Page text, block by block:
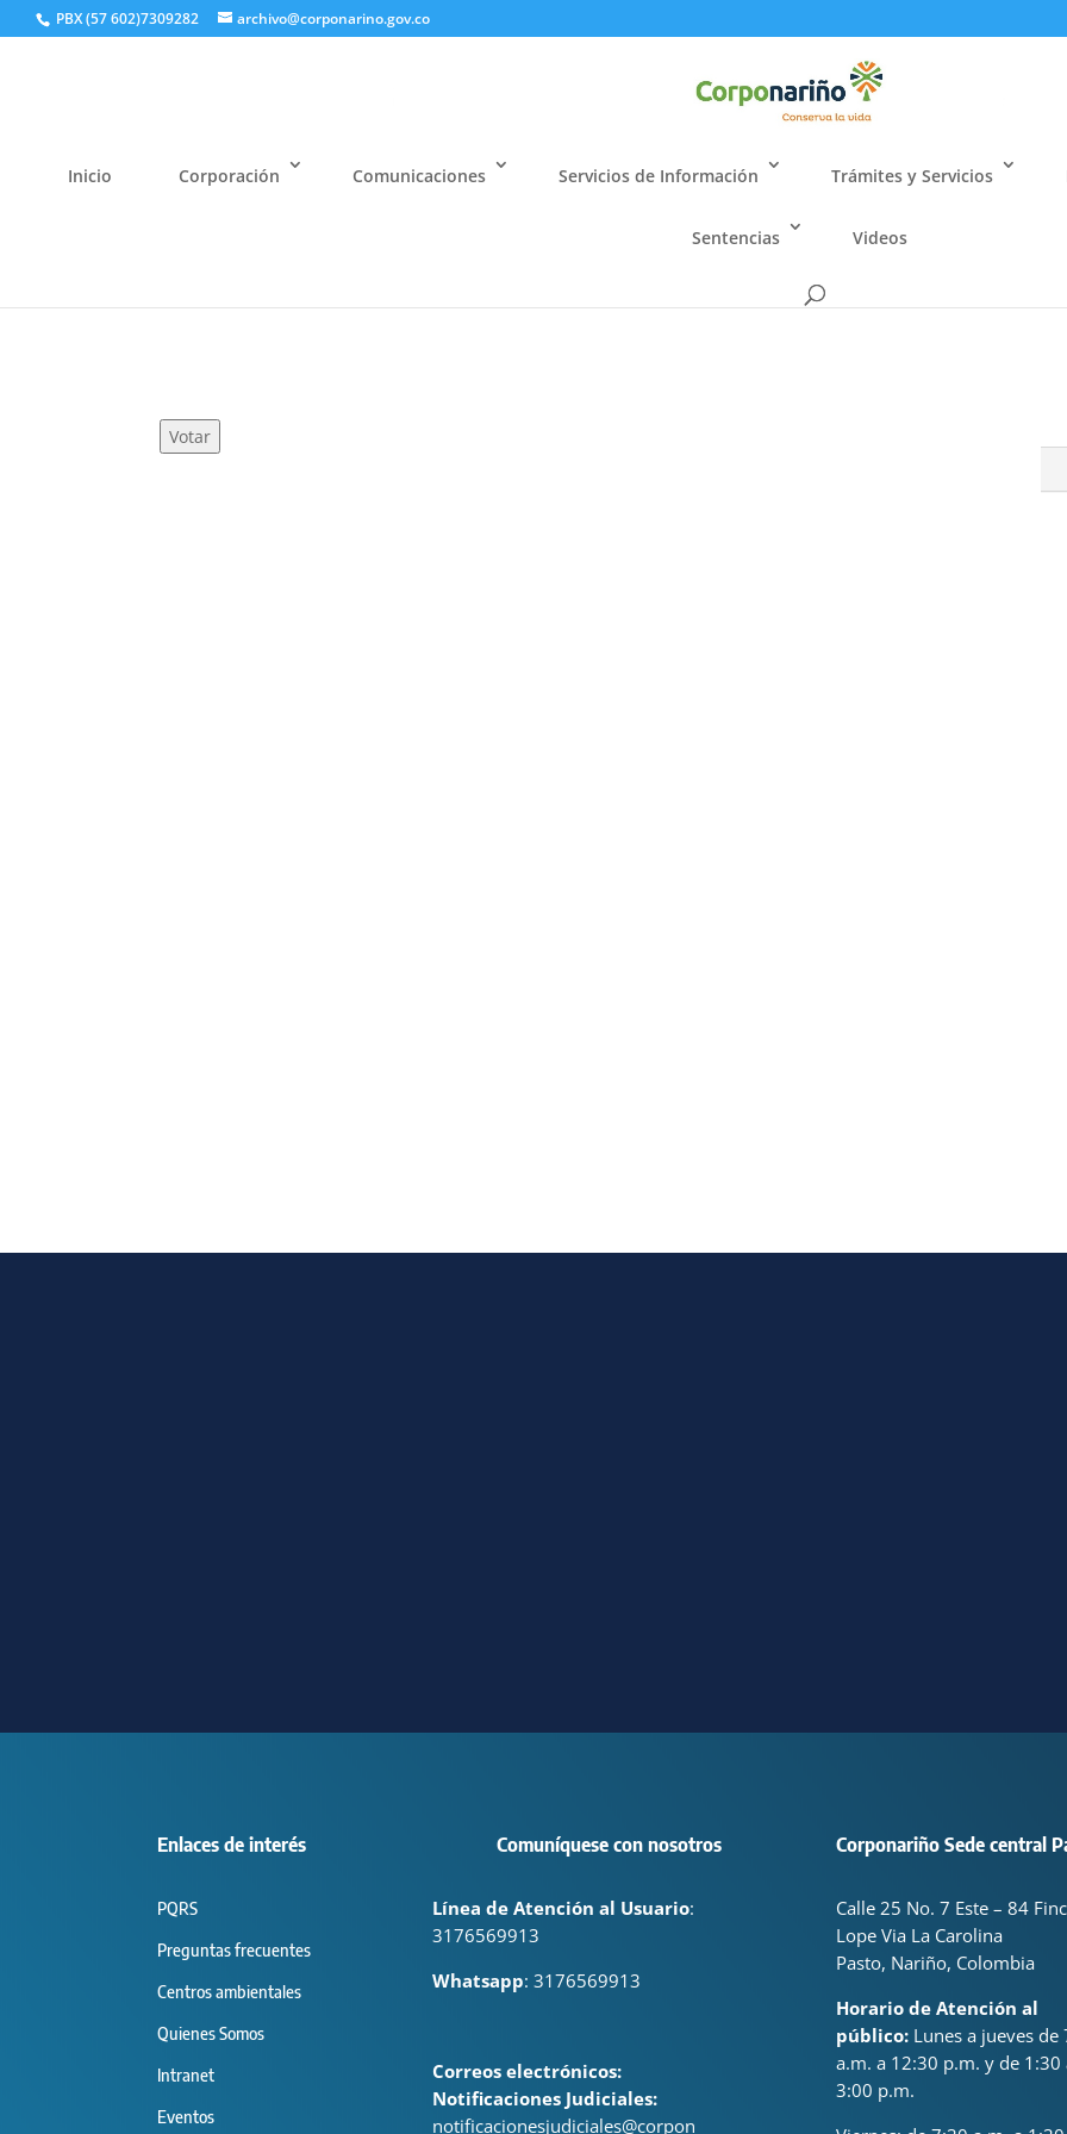
PBX (57 602)7309282 archivo@corponarino.gov.co
Inicio Corporación Comunicaciones Servicios de Información Trámites y Servicios
Sentencias Videos
Votar
Enlaces de interés
PQRS
Preguntas frecuentes
Centros ambientales
Quienes Somos
Intranet
Eventos
Comuníquese con nosotros
Línea de Atención al Usuario:
3176569913
Whatsapp: 3176569913
Correos electrónicos:
Notificaciones Judiciales:
notificacionesjudiciales@corpon
Corponariño Sede central
Calle 25 No. 7 Este – 84
Lope Via La Carolina
Pasto, Nariño, Colombia
Horario de Atención al
público:Lunes a jueves de
a.m. a 12:30 p.m. y de 1:30
3:00 p.m.